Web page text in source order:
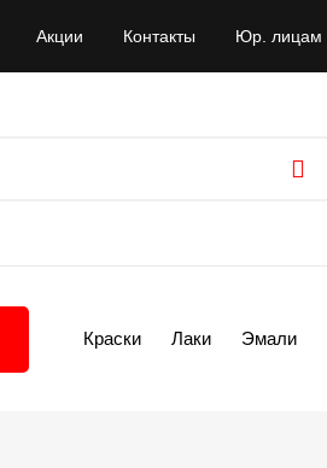
Акции Контакты Юр. лицам
Краски Лаки Эмали